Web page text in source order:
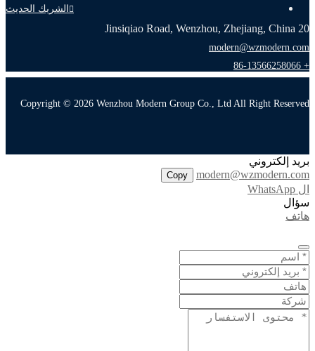
الشريك الحديث
20 Jinsiqiao Road, Wenzhou, Zhejiang, China
modern@wzmodern.com
+ 86-13566258066
Copyright © 2026 Wenzhou Modern Group Co., Ltd All Right Reserved
بريد إلكتروني
modern@wzmodern.com
Copy
ال WhatsApp
سؤال
هاتف